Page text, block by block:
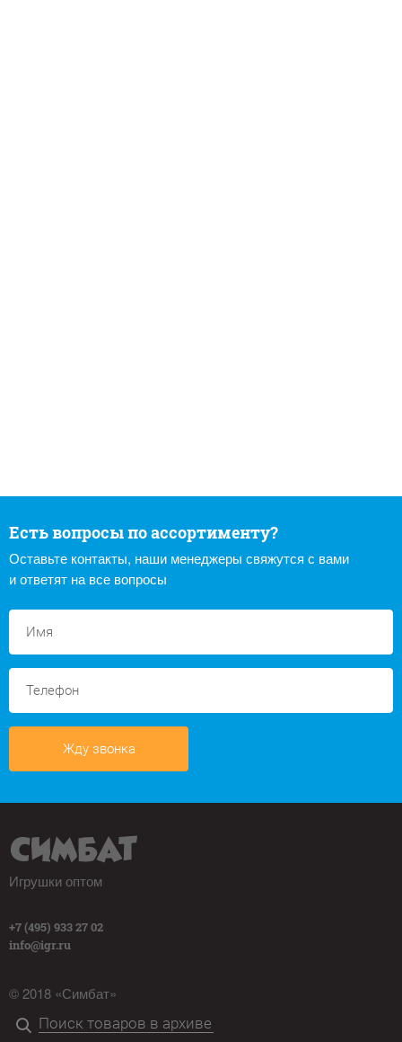
Есть вопросы по ассортименту?
Оставьте контакты, наши менеджеры свяжутся с вами
и ответят на все вопросы
Жду звонка
Игрушки оптом
+7 (495) 933 27 02
info@igr.ru
© 2018 «Симбат»